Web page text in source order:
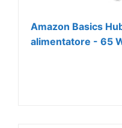
Amazon Basics
alimentatore - 65